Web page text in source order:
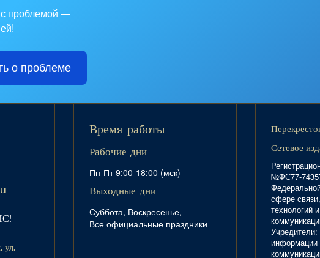
с проблемой —
о проблеме
ул.
Время работы
Рабочие дни
Пн-Пт 9:00-18:00 (мск)
Выходные дни
Суббота, Воскресенье,
Все официальные праздники
Сетевое
№ФС77-
сфере
технологий